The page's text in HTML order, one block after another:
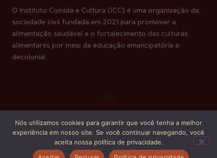
O Instituto Comida e Cultura (ICC) é uma organização da
sociedade civil fundada em 2021 para promover a
alimentação saudável e o fortalecimento das culturas
alimentares por meio da educação emancipatória e
decolonial.
Copyright © 2026. Todos os direitos reservados.
Nós utilizamos cookies para garantir que você tenha a melhor
experiência em nosso site. Se você continuar navegando, você
aceita nossa política de privacidade.